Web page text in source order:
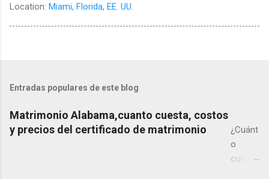
Location: Miami, Florida, EE. UU.
Entradas populares de este blog
Matrimonio Alabama,cuanto cuesta, costos
y precios del certificado de matrimonio
¿Cuánt
o
cuesta